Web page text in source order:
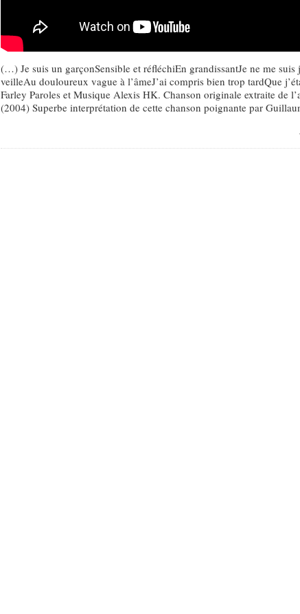
(…) Je suis un garçonSensible et réfléchiEn grandissantJe ne me
veilleAu douloureux vague à l’âmeJ’ai compris bien trop tardQue
Farley Paroles et Musique Alexis HK. Chanson originale extraite de
(2004) Superbe interprétation de cette chanson poignante par